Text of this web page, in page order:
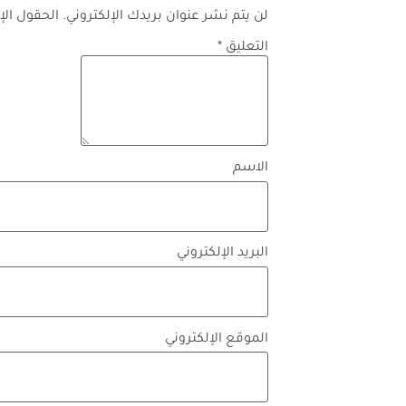
لن يتم نشر عنوان بريدك الإلكتروني. الحقول
التعليق *
الاسم
البريد الإلكتروني
الموقع الإلكتروني